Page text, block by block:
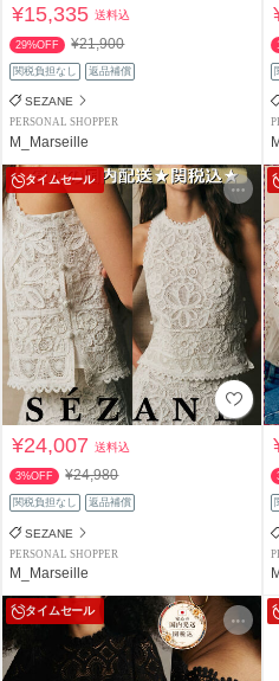
¥15,335送料込
29%OFF ¥21,900
関税負担なし 返品補償
SEZANE
PERSONAL SHOPPER
M_Marseille
タイムセール
¥24,007送料込
3%OFF ¥24,980
関税負担なし 返品補償
SEZANE
PERSONAL SHOPPER
M_Marseille
タイムセール